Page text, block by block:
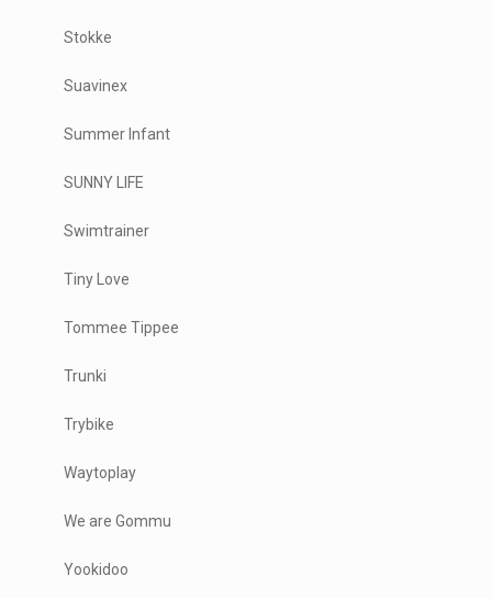
Stokke
Suavinex
Summer Infant
SUNNY LIFE
Swimtrainer
Tiny Love
Tommee Tippee
Trunki
Trybike
Waytoplay
We are Gommu
Yookidoo